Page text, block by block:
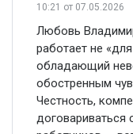
10:21 от 07.05.2026
Любовь
работает не
обладающий
обостренным
Честность,
договариваться